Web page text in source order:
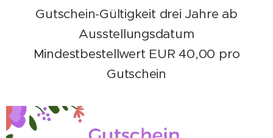
Gutschein-Gültigkeit drei Jahre ab
Ausstellungsdatum
Mindestbestellwert EUR 40,00 pro
Gutschein